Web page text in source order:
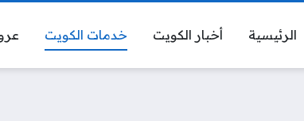
الرئيسية أخبار الكويت خدمات الكويت